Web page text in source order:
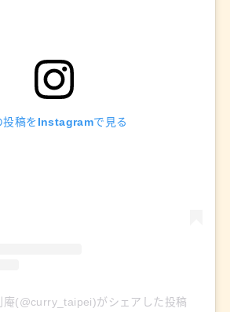
投稿をInstagramで見る
庵(@curry_taipei)がシェアした投稿